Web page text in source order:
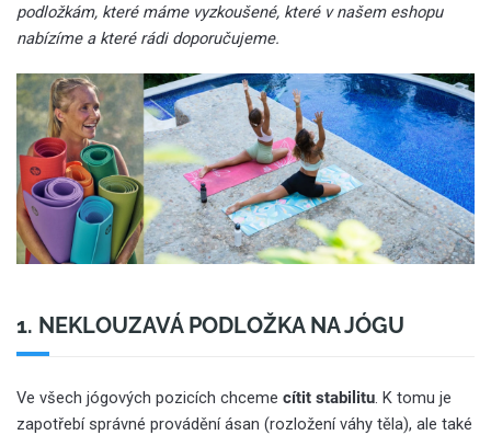
podložkám, které máme vyzkoušené, které v našem eshopu
nabízíme a které rádi doporučujeme.
1. NEKLOUZAVÁ PODLOŽKA NA JÓGU
Ve všech jógových pozicích chceme cítit stabilitu. K tomu je
zapotřebí správné provádění ásan (rozložení váhy těla), ale také